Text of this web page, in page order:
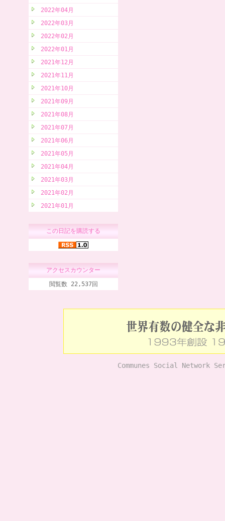
2022年04月
2022年03月
2022年02月
2022年01月
2021年12月
2021年11月
2021年10月
2021年09月
2021年08月
2021年07月
2021年06月
2021年05月
2021年04月
2021年03月
2021年02月
2021年01月
この日記を購読する
アクセスカウンター
閲覧数 22,537回
Communes Social Network